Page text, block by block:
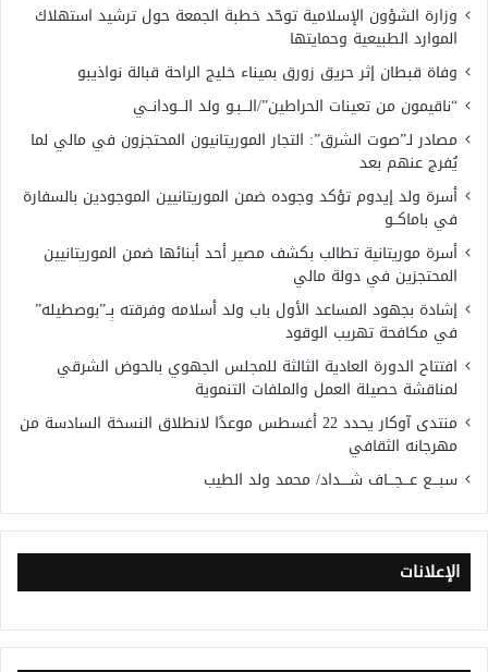
وزارة الشؤون الإسلامية توحّد خطبة الجمعة حول ترشيد استهلاك
الموارد الطبيعية وحمايتها
وفاة قبطان إثر حريق زورق بميناء خليج الراحة قبالة نواذيبو
“ناقيمون من تعينات الحراطين”/الـــبـو ولد الـــودانــي
مصادر لـ”صوت الشرق”: التجار الموريتانيون المحتجزون في مالي لما
يُفرج عنهم بعد
أسرة ولد إيدوم تؤكد وجوده ضمن الموريتانيين الموجودين بالسفارة
في باماكــو
أسرة موريتانية تطالب بكشف مصير أحد أبنائها ضمن الموريتانيين
المحتجزين في دولة مالي
إشادة بجهود المساعد الأول باب ولد أسلامه وفرقته بِــ”بوصطيله”
في مكافحة تهريب الوقود
افتتاح الدورة العادية الثالثة للمجلس الجهوي بالحوض الشرقي
لمناقشة حصيلة العمل والملفات التنموية
منتدى آوكار يحدد 22 أغسطس موعدًا لانطلاق النسخة السادسة من
مهرجانه الثقافي
سبـــع عـــجـــاف شــــداد/ محمد ولد الطيب
الإعلانات